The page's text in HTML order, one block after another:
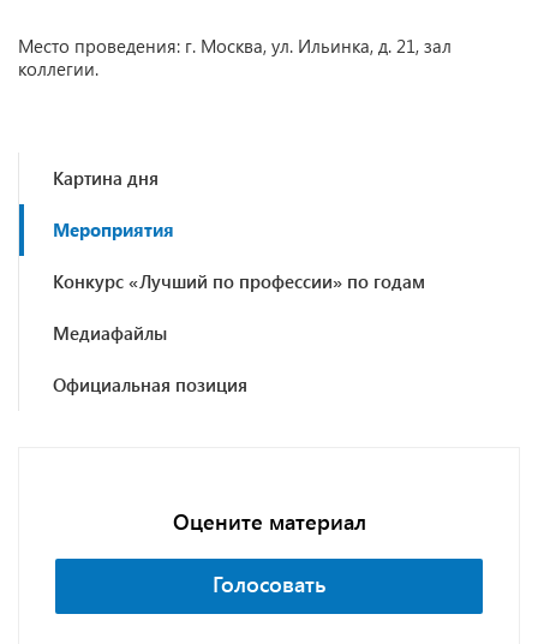
Место проведения: г. Москва, ул. Ильинка, д. 21, зал
коллегии.
Картина дня
Мероприятия
Конкурс «Лучший по профессии» по годам
Медиафайлы
Официальная позиция
Оцените материал
Голосовать